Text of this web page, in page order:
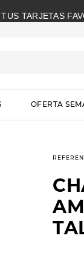
TARJETAS
OFERTA